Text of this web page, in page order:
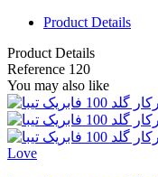
Product Details
Product Details
Reference 120
You may also like
Love